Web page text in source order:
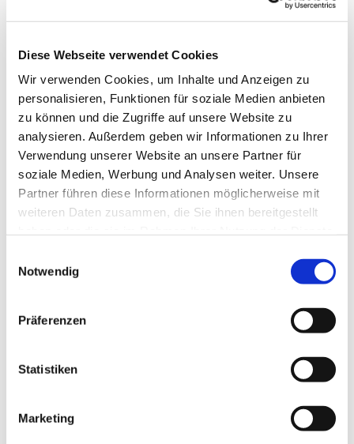
Diese Webseite verwendet Cookies
Wir verwenden Cookies, um Inhalte und Anzeigen zu
personalisieren, Funktionen für soziale Medien anbieten
zu können und die Zugriffe auf unsere Website zu
analysieren. Außerdem geben wir Informationen zu Ihrer
Verwendung unserer Website an unsere Partner für
soziale Medien, Werbung und Analysen weiter. Unsere
Partner führen diese Informationen möglicherweise mit
weiteren Daten zusammen, die Sie ihnen bereitgestellt
Notwendig
Präferenzen
Statistiken
Marketing
persönliche Unterstützung wünschen, zögern Sie nicht,
stehe Ihnen gerne zur Verfügung.
Ihre Kirchengemeinde
Was können wir für Sie tun?
Anmeldungen
Anmeldung zur Taufe
Anmeldung zur Trauung